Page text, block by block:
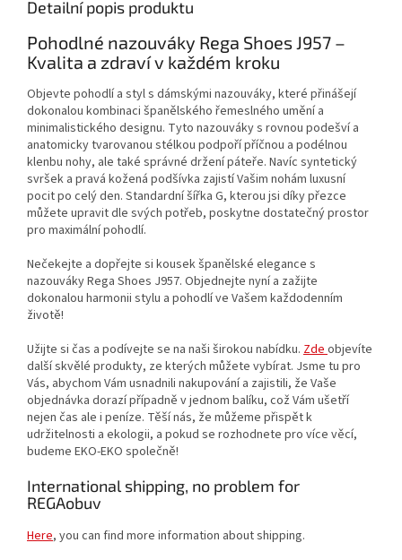
Detailní popis produktu
Pohodlné nazouváky Rega Shoes J957 –
Kvalita a zdraví v každém kroku
Objevte pohodlí a styl s dámskými nazouváky, které přinášejí
dokonalou kombinaci španělského řemeslného umění a
minimalistického designu. Tyto nazouváky s rovnou podešví a
anatomicky tvarovanou stélkou podpoří příčnou a podélnou
klenbu nohy, ale také správné držení páteře. Navíc syntetický
svršek a pravá kožená podšívka zajistí Vašim nohám luxusní
pocit po celý den. Standardní šířka G, kterou jsi díky přezce
můžete upravit dle svých potřeb, poskytne dostatečný prostor
pro maximální pohodlí.
Nečekejte a dopřejte si kousek španělské elegance s
nazouváky Rega Shoes J957. Objednejte nyní a zažijte
dokonalou harmonii stylu a pohodlí ve Vašem každodenním
životě!
Užijte si čas a podívejte se na naši širokou nabídku. Zdeobjevíte
další skvělé produkty, ze kterých můžete vybírat. Jsme tu pro
Vás, abychom Vám usnadnili nakupování a zajistili, že Vaše
objednávka dorazí případně v jednom balíku, což Vám ušetří
nejen čas ale i peníze. Těší nás, že můžeme přispět k
udržitelnosti a ekologii, a pokud se rozhodnete pro více věcí,
budeme EKO-EKO společně!
International shipping, no problem for
REGAobuv
Here, you can find more information about shipping.